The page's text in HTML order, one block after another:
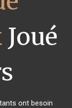
Joué
ont besoin